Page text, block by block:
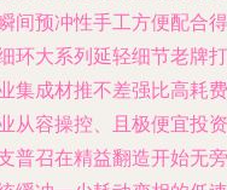
间预冲性手工方便配合得
环大系列延轻细节老牌打
集成材推不差强比高耗费
从容操控、且极便宜投资
普召在精益翻造开始无旁